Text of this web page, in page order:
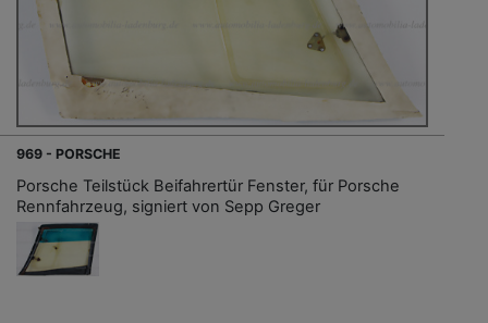
969 - PORSCHE
Porsche Teilstück Beifahrertür Fenster, für Porsche
Rennfahrzeug, signiert von Sepp Greger